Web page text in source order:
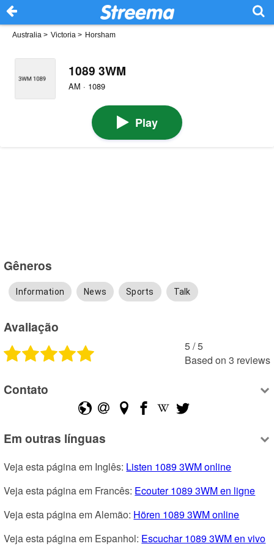
Australia > Victoria > Horsham
1089 3WM
AM · 1089
Play
Gêneros
Information News Sports Talk
Avaliação
5 /5
Based on 3 reviews
Contato
Em outras línguas
Veja esta página em Inglês: Listen 1089 3WM online
Veja esta página em Francês: Ecouter 1089 3WM en ligne
Veja esta página em Alemão: Hören 1089 3WM online
Veja esta página em Espanhol: Escuchar 1089 3WM en vivo